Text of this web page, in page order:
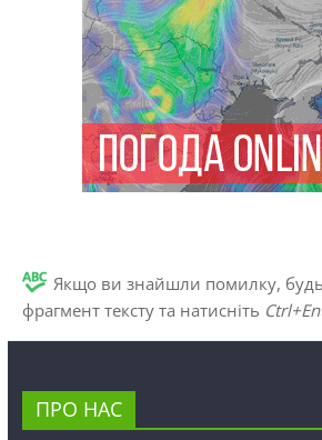
Якщо ви знайшли помилку, будь
фрагмент тексту та натисніть
ПРО НАС